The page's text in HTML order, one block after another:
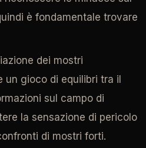
è fondamentale trovare
dei mostri
un gioco di equilibri tra il
sul campo di
la sensazione di pericolo
di mostri forti.